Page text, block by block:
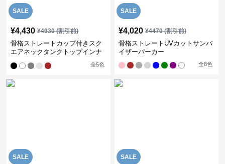
SALE
¥4,430 ¥4930(割引前)
骨格ストレートカップ付きスク
エアネックタンクトップインナ
全5色
SALE
¥4,020 ¥4470(割引前)
骨格ストレートUVカットサンバ
イザーパーカー
全8色
SALE SALE